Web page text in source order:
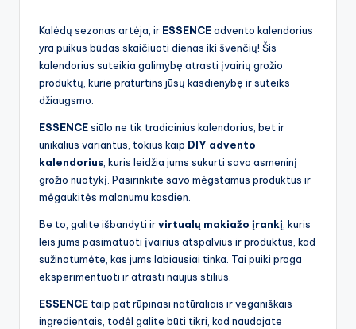
Kalėdų sezonas artėja, ir ESSENCEadvento kalendorius
yra puikus būdas skaičiuoti dienas iki švenčių! Šis
kalendorius suteikia galimybę atrasti įvairių grožio
produktų, kurie praturtins jūsų kasdienybę ir suteiks
džiaugsmo.
ESSENCEsiūlo ne tik tradicinius kalendorius, bet ir
unikalius variantus, tokius kaip DIY advento
kalendorius , kuris leidžia jums sukurti savo asmeninį
grožio nuotykį. Pasirinkite savo mėgstamus produktus ir
mėgaukitės malonumu kasdien.
Be to, galite išbandyti irvirtualų makiažo įrankį , kuris
leis jums pasimatuoti įvairius atspalvius ir produktus, kad
sužinotumėte, kas jums labiausiai tinka. Tai puiki proga
eksperimentuoti ir atrasti naujus stilius.
ESSENCE taip pat rūpinasi natūraliais ir veganiškais
ingredientais, todėl galite būti tikri, kad naudojate